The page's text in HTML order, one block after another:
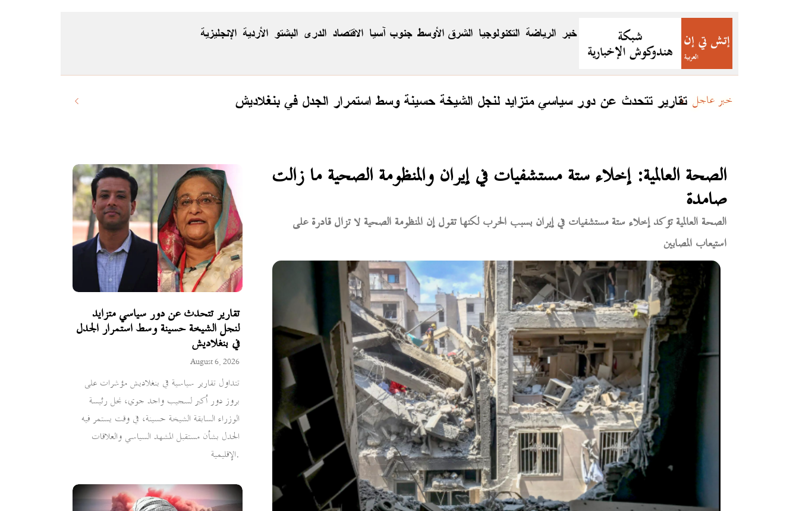
الاقتصاد جنوب آسيا الشرق الأوسط التكنولوجيا الرياضة خبر الإنجليزية الأردية البشتو الدری
تقارير تتحدث عن دور سياسي متزايد لنجل الشيخة حسينة وسط استمرار الجدل في بنغلاديش خبر عاجل
تقارير تتحدث عن دور سياسي متزايد
لنجل الشيخة حسينة وسط استمرار الجدل
في بنغلاديش
August 6, 2026
تتداول تقارير سياسية في بنغلاديش مؤشرات على
بروز دور أكبر لسجيب واجد جوي، نجل رئيسة
الوزراء السابقة الشيخة حسينة، في وقت يستمر فيه
الجدل بشأن مستقبل المشهد السياسي والعلاقات
الإقليمية.
الصحة العالمية: إخلاء ستة مستشفيات في إيران والمنظومة الصحية ما زالت
صامدة
الصحة العالمية تؤكد إخلاء ستة مستشفيات في إيران بسبب الحرب لكنها تقول إن المنظومة الصحية لا تزال قادرة على
استيعاب المصابين